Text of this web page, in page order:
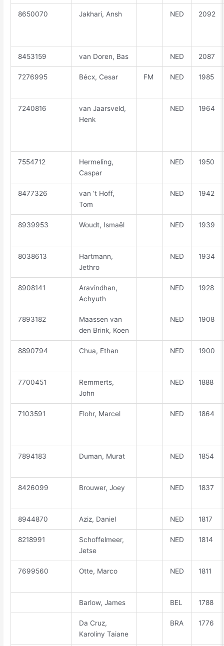
8650070 Jakhari, Ansh NED 2092
8453159 van Doren, Bas NED 2087
7276995 Bécx, Cesar FM NED 1985
7240816
van Jaarsveld,
Henk
NED 1964
7554712
Hermeling,
Caspar
NED 1950
8477326
van ’t Hoff,
Tom
NED 1942
8939953 Woudt, Ismaël NED 1939
8038613
Hartmann,
Jethro
NED 1934
8908141
Aravindhan,
Achyuth
NED 1928
7893182
Maassen van
den Brink, Koen
NED 1908
8890794 Chua, Ethan NED 1900
7700451
Remmerts,
John
NED 1888
7103591 Flohr, Marcel NED 1864
7894183 Duman, Murat NED 1854
8426099 Brouwer, Joey NED 1837
8944870 Aziz, Daniel NED 1817
8218991
Schoffelmeer,
Jetse
NED 1814
7699560 Otte, Marco NED 1811
Barlow, James BEL 1788
Da Cruz,
Karoliny Taiane
BRA 1776